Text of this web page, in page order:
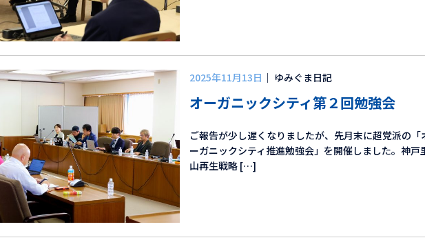
2025年11月13日 ｜ ゆみぐま日記
オーガニックシティ第２回勉強会
ご報告が少し遅くなりましたが、先月末に超党派の「
ーガニックシティ推進勉強会」を開催しました。神戸
山再生戦略 […]